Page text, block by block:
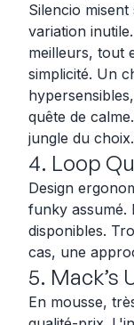
Silencio
variation
meilleurs, tout
simplicité. Un
quête de
jungle du choix.
4. Loop
Design
funky assumé.
disponibles.
cas, une
5. Mack’s
En mousse,